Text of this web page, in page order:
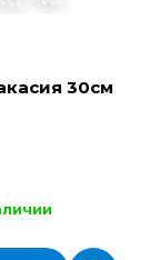
30см